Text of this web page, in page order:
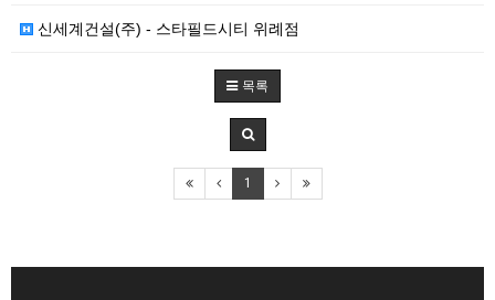
신세계건설(주) - 스타필드시티 위례점
목록
1